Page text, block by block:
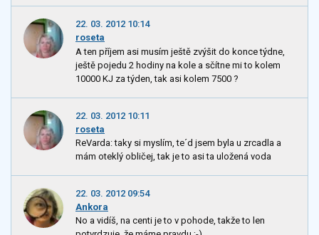
22. 03. 2012 10:14
roseta
A ten příjem asi musím ještě zvýšit do konce týdne,
ještě pojedu 2 hodiny na kole a sčítne mi to kolem
10000 KJ za týden, tak asi kolem 7500 ?
22. 03. 2012 10:11
roseta
ReVarda: taky si myslím, te´d jsem byla u zrcadla a
mám oteklý obličej, tak je to asi ta uložená voda
22. 03. 2012 09:54
Ankora
No a vidíš, na centi je to v pohode, takže to len